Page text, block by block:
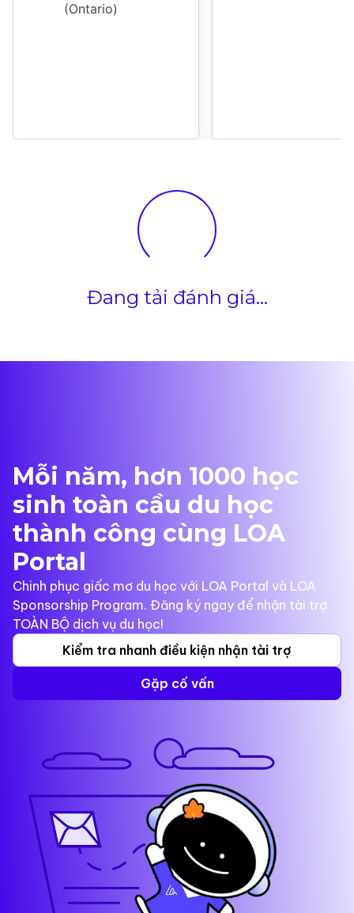
(Ontario)
Đang tải đánh giá...
Mỗi năm, hơn 1000 học
sinh toàn cầu du học
thành công cùng LOA
Portal
Chinh phục giấc mơ du học với LOA Portal và LOA
Sponsorship Program. Đăng ký ngay để nhận tài trợ
TOÀN BỘ dịch vụ du học!
Kiểm tra nhanh điều kiện nhận tài trợ
Gặp cố vấn